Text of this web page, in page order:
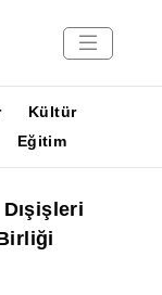
Kültür
Eğitim